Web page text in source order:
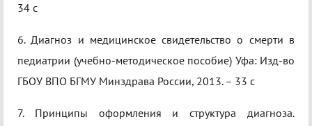
34 с
6. Диагноз и медицинское свидетельство о смерти в
педиатрии (учебно-методическое пособие) Уфа: Изд-во
ГБОУ ВПО БГМУ Минздрава России, 2013. – 33 с
7. Принципы оформления и структура диагноза.